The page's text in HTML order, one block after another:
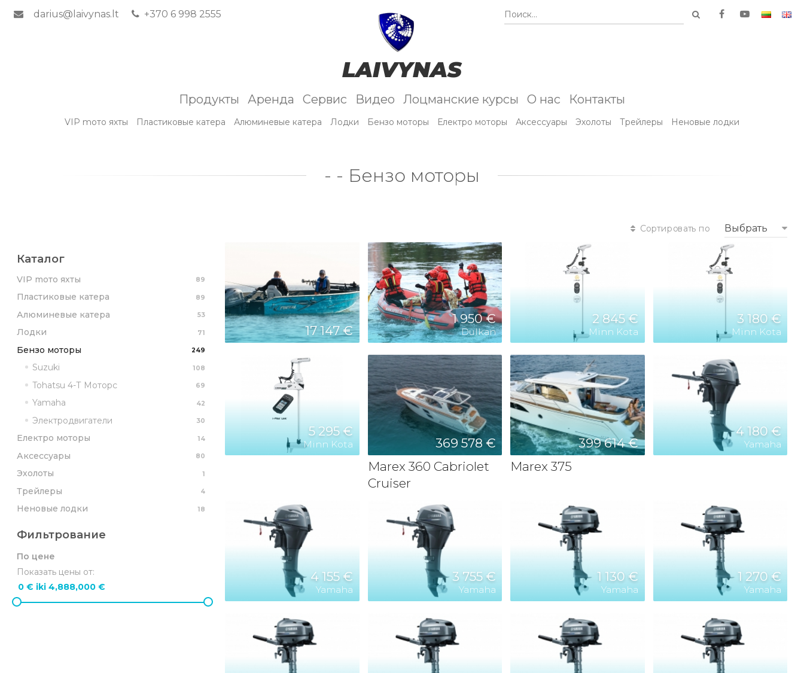
Поиск...
darius@laivynas.lt +370 6 998 2555
LAIVYNAS
Продукты Аренда Сервис Видео Лоцманские курсы О нас Контакты
VIP mото яхты Пластиковые катера Алюминевые катера Лодки Бензо моторы Електро моторы Аксессуары Эхолоты Трейлеры Неновые лодки
- - Бензо моторы
Сортировать по Выбрать
Каталог
89
VIP mото яхты
89
Пластиковые катера
53
Алюминевые катера
71
Лодки
249
Бензо моторы
108
Suzuki
69
Tohatsu 4-Т Моторс
42
Yamaha
30
Электродвигатели
14
Електро моторы
80
Аксессуары
1
Эхолоты
4
Трейлеры
18
Неновые лодки
Фильтрование
По цене
Показать цены от:
17 147 €
1 950 €
Dulkan
2 845 €
Minn Kota
3 180 €
Minn Kota
5 295 €
Minn Kota
369 578 €
Marex 360 Cabriolet
Cruiser
399 614 €
Marex 375
4 180 €
Yamaha
4 155 €
Yamaha
3 755 €
Yamaha
1 130 €
Yamaha
1 270 €
Yamaha